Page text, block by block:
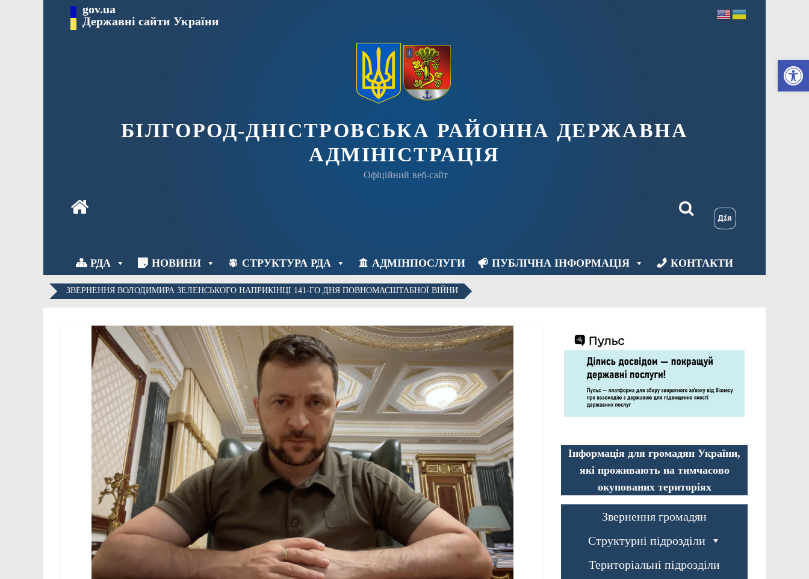
gov.ua
Державні сайти України
БІЛГОРОД-ДНІСТРОВСЬКА РАЙОННА ДЕРЖАВНА
АДМІНІСТРАЦІЯ
Офіційний веб-сайт
РДА НОВИНИ СТРУКТУРА РДА АДМІНПОСЛУГИ ПУБЛІЧНА ІНФОРМАЦІЯ КОНТАКТИ
ЗВЕРНЕННЯ ВОЛОДИМИРА ЗЕЛЕНСЬКОГО НАПРИКІНЦІ 141-ГО ДНЯ ПОВНОМАСШТАБНОЇ ВІЙНИ
Інформація для громадян України,
які проживають на тимчасово
окупованих територіях
Звернення громадян
Структурні підрозділи
Територіальні підрозділи